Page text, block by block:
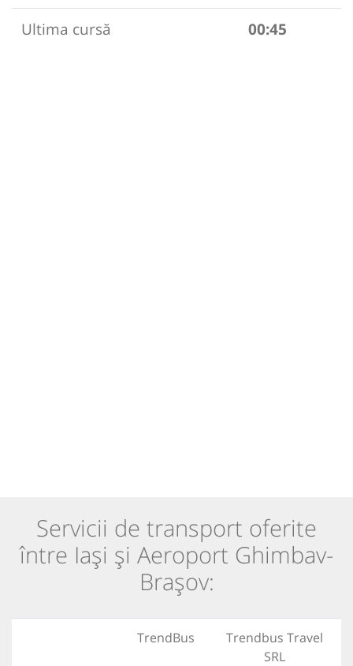
Ultima cursă
00:45
Servicii de transport oferite
între Iași și Aeroport Ghimbav-
Brașov:
TrendBus
Trendbus Travel
SRL